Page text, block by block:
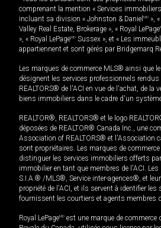
comprenant la mention « Services immobiliers
incluant sa division « Johnston & Daniel MD »,
Valley Real Estate, Brokerage », « Royal LePage
», « Royal LePageMD Sussex », et « Les
appartiennent et sont gérés par Bridgemarq
Les marques de commerce MLS® ainsi que
désignent les services professionnels rendus
REALTORS® de l'ACI en vue de l'achat, de la
biens immobiliers dans le cadre d'un
REALTOR®, REALTORS® et le logo
déposées de REALTOR® Canada Inc., une
Association of REALTORS® et l'Association
sont propriétaires. Les marques de
distinguer les services immobiliers offerts
immobilier en tant que membres de l'ACI.
S.I.A.® /MLS®, Service inter-agences®, et
propriété de l'ACI, et ils servent à identifier
fournissent les courtiers et agents membres
Royal LePageMD est une marque de commerce